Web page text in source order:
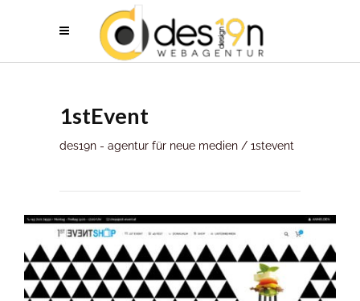
1stEvent
des19n - agentur für neue medien / 1stevent